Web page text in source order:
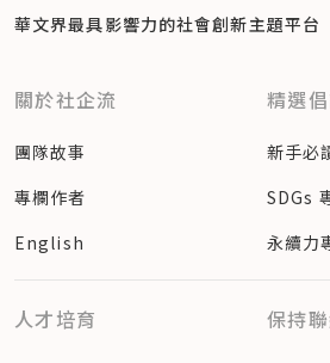
華文界最具影響力的社會創新主題平台
關於社企流
團隊故事
專欄作者
English
精選
新手必
SDGs
永續力
人才培育 保持